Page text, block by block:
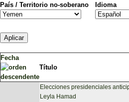
País / Territorio no-soberano Idioma
Fecha
Título
Elecciones presidenciales
Leyla Hamad